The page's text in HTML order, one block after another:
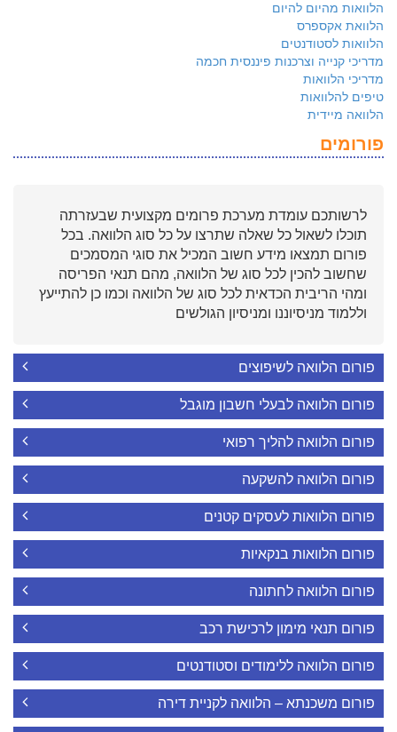
הלוואות מהיום להיום
הלוואת אקספרס
הלוואות לסטודנטים
מדריכי קנייה וצרכנות פיננסית חכמה
מדריכי הלוואות
טיפים להלוואות
הלוואה מיידית
פורומים
לרשותכם עומדת מערכת פרומים מקצועית שבעזרתה
תוכלו לשאול כל שאלה שתרצו על כל סוג הלוואה. בכל
פורום תמצאו מידע חשוב המכיל את סוגי המסמכים
שחשוב להכין לכל סוג של הלוואה, מהם תנאי הפריסה
ומהי הריבית הכדאית לכל סוג של הלוואה וכמו כן להתייעץ
וללמוד מניסיוננו ומניסיון הגולשים
פורום הלוואה לשיפוצים
פורום הלוואה לבעלי חשבון מוגבל
פורום הלוואה להליך רפואי
פורום הלוואה להשקעה
פורום הלוואות לעסקים קטנים
פורום הלוואות בנקאיות
פורום הלוואה לחתונה
פורום תנאי מימון לרכישת רכב
פורום הלוואה ללימודים וסטודנטים
פורום משכנתא – הלוואה לקניית דירה